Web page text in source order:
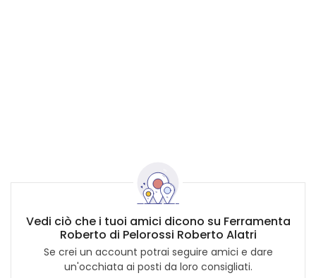
Vedi ciò che i tuoi amici dicono su Ferramenta
Roberto di Pelorossi Roberto Alatri
Se crei un account potrai seguire amici e dare
un'occhiata ai posti da loro consigliati.